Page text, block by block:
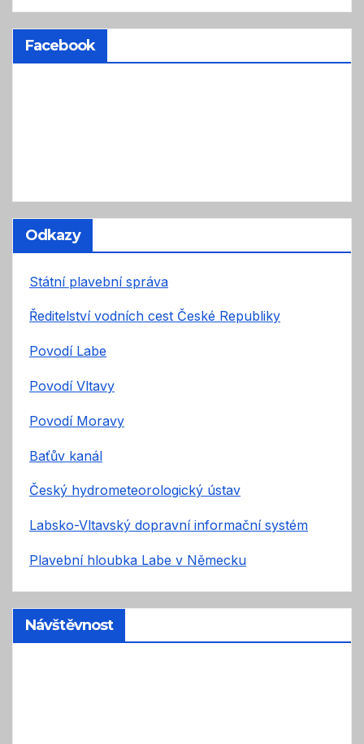
Facebook
Odkazy
Státní plavební správa
Ředitelství vodních cest České Republiky
Povodí Labe
Povodí Vltavy
Povodí Moravy
Baťův kanál
Český hydrometeorologický ústav
Labsko-Vltavský dopravní informační systém
Plavební hloubka Labe v Německu
Návštěvnost